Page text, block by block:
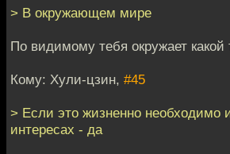
> В окружающем мире
По видимому тебя окружает
Кому: Хули-цзин, #45
> Если это жизненно необходимо
интересах - да